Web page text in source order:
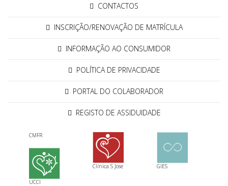
CONTACTOS
INSCRIÇÃO/RENOVAÇÃO DE MATRÍCULA
INFORMAÇÃO AO CONSUMIDOR
POLÍTICA DE PRIVACIDADE
PORTAL DO COLABORADOR
REGISTO DE ASSIDUIDADE
GIES
Clínica S Jose
CMFR
UCCI